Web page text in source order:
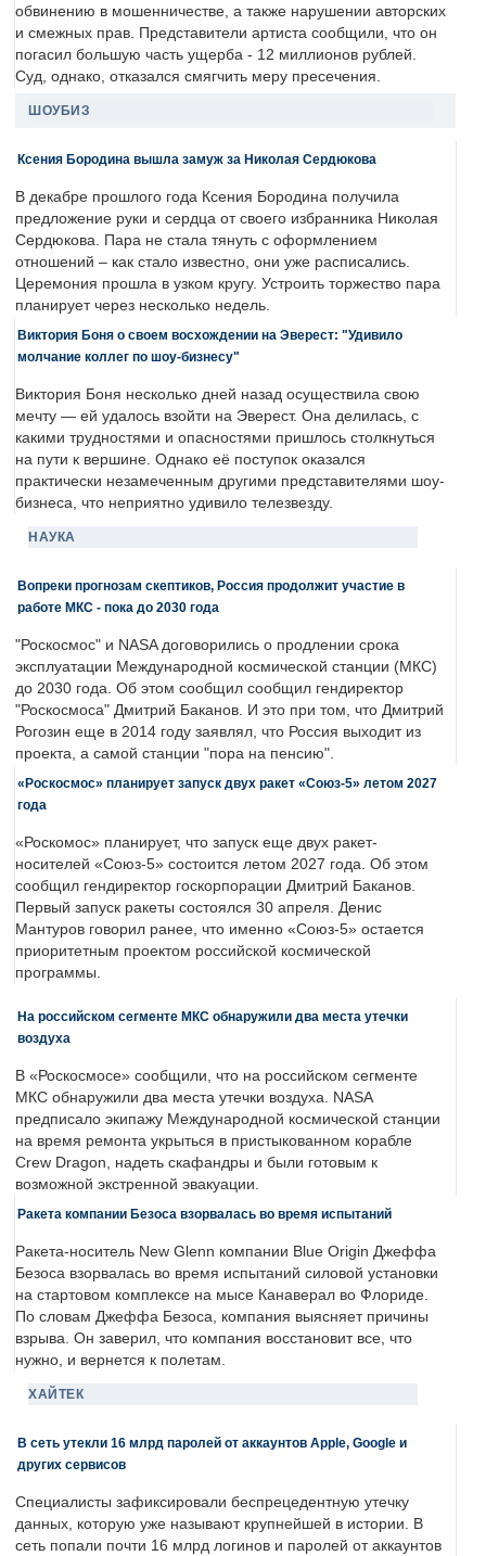
обвинению в мошенничестве, а также нарушении авторских
и смежных прав. Представители артиста сообщили, что он
погасил большую часть ущерба - 12 миллионов рублей.
Суд, однако, отказался смягчить меру пресечения.
ШОУБИЗ
Ксения Бородина вышла замуж за Николая Сердюкова
В декабре прошлого года Ксения Бородина получила
предложение руки и сердца от своего избранника Николая
Сердюкова. Пара не стала тянуть с оформлением
отношений – как стало известно, они уже расписались.
Церемония прошла в узком кругу. Устроить торжество пара
планирует через несколько недель.
Виктория Боня о своем восхождении на Эверест: "Удивило
молчание коллег по шоу-бизнесу"
Виктория Боня несколько дней назад осуществила свою
мечту — ей удалось взойти на Эверест. Она делилась, с
какими трудностями и опасностями пришлось столкнуться
на пути к вершине. Однако её поступок оказался
практически незамеченным другими представителями шоу-
бизнеса, что неприятно удивило телезвезду.
НАУКА
Вопреки прогнозам скептиков, Россия продолжит участие в
работе МКС - пока до 2030 года
"Роскосмос" и NASA договорились о продлении срока
эксплуатации Международной космической станции (МКС)
до 2030 года. Об этом сообщил сообщил гендиректор
"Роскосмоса" Дмитрий Баканов. И это при том, что Дмитрий
Рогозин еще в 2014 году заявлял, что Россия выходит из
проекта, а самой станции "пора на пенсию".
«Роскосмос» планирует запуск двух ракет «Союз-5» летом 2027
года
«Роскомос» планирует, что запуск еще двух ракет-
носителей «Союз-5» состоится летом 2027 года. Об этом
сообщил гендиректор госкорпорации Дмитрий Баканов.
Первый запуск ракеты состоялся 30 апреля. Денис
Мантуров говорил ранее, что именно «Союз-5» остается
приоритетным проектом российской космической
программы.
На российском сегменте МКС обнаружили два места утечки
воздуха
В «Роскосмосе» сообщили, что на российском сегменте
МКС обнаружили два места утечки воздуха. NASA
предписало экипажу Международной космической станции
на время ремонта укрыться в пристыкованном корабле
Crew Dragon, надеть скафандры и были готовым к
возможной экстренной эвакуации.
Ракета компании Безоса взорвалась во время испытаний
Ракета-носитель New Glenn компании Blue Origin Джеффа
Безоса взорвалась во время испытаний силовой установки
на стартовом комплексе на мысе Канаверал во Флориде.
По словам Джеффа Безоса, компания выясняет причины
взрыва. Он заверил, что компания восстановит все, что
нужно, и вернется к полетам.
ХАЙТЕК
В сеть утекли 16 млрд паролей от аккаунтов Apple, Google и
других сервисов
Специалисты зафиксировали беспрецедентную утечку
данных, которую уже называют крупнейшей в истории. В
сеть попали почти 16 млрд логинов и паролей от аккаунтов